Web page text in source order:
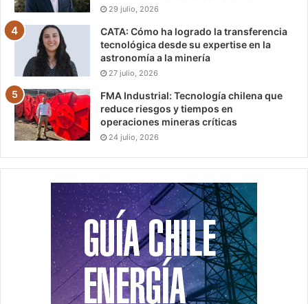
29 julio, 2026
CATA: Cómo ha logrado la transferencia
tecnológica desde su expertise en la
astronomía a la minería
27 julio, 2026
FMA Industrial: Tecnología chilena que
reduce riesgos y tiempos en
operaciones mineras críticas
24 julio, 2026